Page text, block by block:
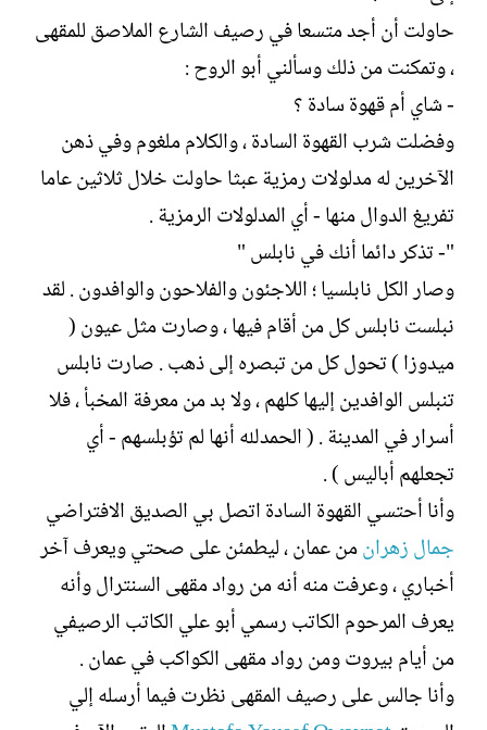
حاولت أن أجد متسعا في رصيف الشارع الملاصق للمقهى
، وتمكنت من ذلك وسألني أبو الروح :
- شاي أم قهوة سادة ؟
وفضلت شرب القهوة السادة ، والكلام ملغوم وفي ذهن
الآخرين له مدلولات رمزية عبثا حاولت خلال ثلاثين عاما
تفريغ الدوال منها - أي المدلولات الرمزية .
"- تذكر دائما أنك في نابلس "
وصار الكل نابلسيا ؛ اللاجئون والفلاحون والوافدون . لقد
نبلست نابلس كل من أقام فيها ، وصارت مثل عيون (
ميدوزا ) تحول كل من تبصره إلى ذهب . صارت نابلس
تنبلس الوافدين إليها كلهم ، ولا بد من معرفة المخبأ ، فلا
أسرار في المدينة . ( الحمدلله أنها لم تؤبلسهم - أي
تجعلهم أباليس ) .
وأنا أحتسي القهوة السادة اتصل بي الصديق الافتراضي
جمال زهرانمن عمان ، ليطمئن على صحتي ويعرف آخر
أخباري ، وعرفت منه أنه من رواد مقهى السنترال وأنه
يعرف المرحوم الكاتب رسمي أبو علي الكاتب الرصيفي
من أيام بيروت ومن رواد مقهى الكواكب في عمان .
وأنا جالس على رصيف المقهى نظرت فيما أرسله إلي